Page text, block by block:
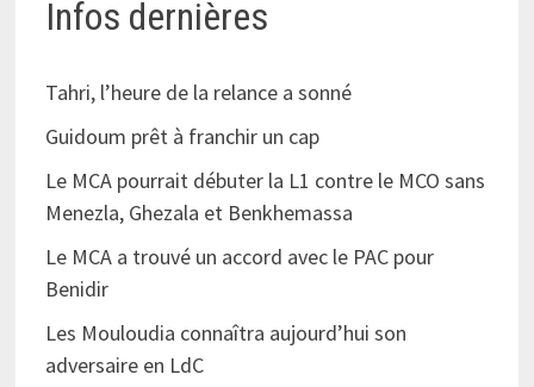
Infos dernières
Tahri, l’heure de la relance a sonné
Guidoum prêt à franchir un cap
Le MCA pourrait débuter la L1 contre le MCO sans
Menezla, Ghezala et Benkhemassa
Le MCA a trouvé un accord avec le PAC pour
Benidir
Les Mouloudia connaîtra aujourd’hui son
adversaire en LdC